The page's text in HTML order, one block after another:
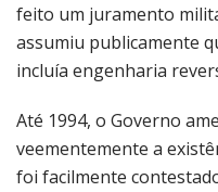
feito um juramento
assumiu publicamente
incluía engenharia
Até 1994, o Governo
veementemente a
foi facilmente